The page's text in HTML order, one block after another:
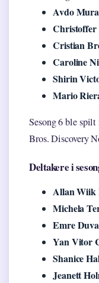
Avdo
Christoffer
Cristian
Caroline
Shirin
Mario
Sesong 6 ble
Bros. Discovery
Deltakere i
Allan Wiik
Michela
Emre
Yan Vitor
Shanice
Jeanett